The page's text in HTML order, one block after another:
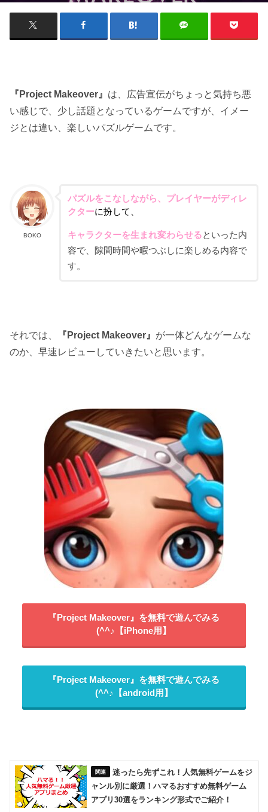
『Project Makeover』 は、広告宣伝がちょっと気持ち悪
い感じで、少し話題となっているゲームですが、イメー
ジとは違い、楽しいパズルゲームです。
BOKO
パズルをこなしながら、 プレイヤーがディレ
クターに扮して、
キャラクターを生まれ変わらせるといった内
容で、隙間時間や暇つぶしに楽しめる内容で
す。
それでは、 『Project Makeover』 が一体どんなゲームな
のか、早速レビューしていきたいと思います。
『Project Makeover』を無料で遊んでみる
(^^♪【iPhone用】
『Project Makeover』を無料で遊んでみる
(^^♪【android用】
迷ったら先ずこれ！人気無料ゲームをジ
ャンル別に厳選！ハマるおすすめ無料ゲーム
アプリ30選をランキング形式でご紹介！